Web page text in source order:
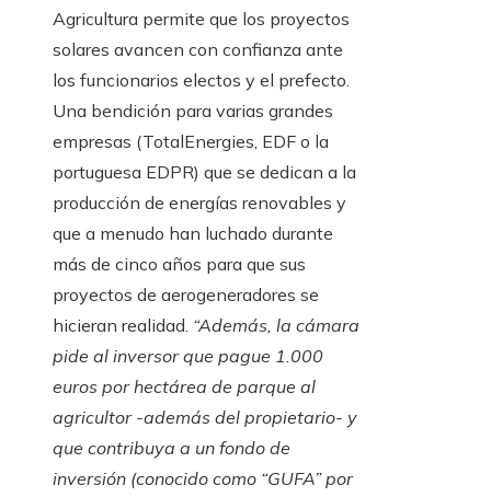
Agricultura permite que los proyectos
solares avancen con confianza ante
los funcionarios electos y el prefecto.
Una bendición para varias grandes
empresas (TotalEnergies, EDF o la
portuguesa EDPR) que se dedican a la
producción de energías renovables y
que a menudo han luchado durante
más de cinco años para que sus
proyectos de aerogeneradores se
hicieran realidad. “Además, la cámara
pide al inversor que pague 1.000
euros por hectárea de parque al
agricultor -además del propietario- y
que contribuya a un fondo de
inversión (conocido como “GUFA” por